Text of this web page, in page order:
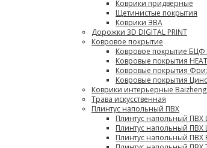
Коврики придверные
Щетинистые покрытия
Коврики ЭВА
Дорожки 3D DIGITAL PRINT
Ковровое покрытие
Ковровое покрытие БЦФ
Ковровые покрытия
Ковровые покрытия
Ковровые покрытия
Коврики интерьерные
Трава искусственная
Плинтус напольный ПВХ
Плинтус напольный ПВХ
Плинтус напольный ПВХ
Плинтус напольный ПВХ